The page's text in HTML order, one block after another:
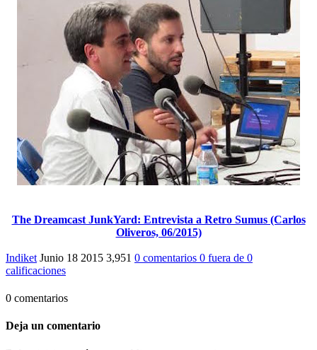
The Dreamcast JunkYard: Entrevista a Retro Sumus (Carlos
Oliveros, 06/2015)
Indiket Junio 18 2015 3,951 0 comentarios 0 fuera de 0
calificaciones
0 comentarios
Deja un comentario